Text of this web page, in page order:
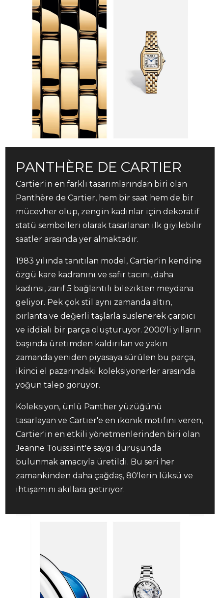
PANTHÈRE DE CARTIER
Cartier'in en farklı tasarımlarından biri olan
Panthère de Cartier, hem bir saat hem de bir
mücevher olup, zengin kadınlar için dekoratif
statü sembolleri olarak tasarlanan ilk giyilebilir
saatler arasında yer almaktadır.
1983 yılında tanıtılan model, Cartier'in kendine
özgü kare kadranını ve safir tacını, daha
kadınsı, zarif 5 bağlantılı bilezikten meydana
geliyor. Pek çok stil aynı zamanda altın,
pırlanta ve değerli taşlarla süslenerek çarpıcı
ve iddialı bir parça oluşturuyor. 2000'li yılların
başında üretimden kaldırılan ve yakın
zamanda yeniden piyasaya sürülen bu parça,
ikinci el pazarındaki koleksiyonerler arasında
yoğun talep görüyor.
Koleksiyon, ünlü Panther yüzüğünü
tasarlayan ve Cartier'e en ikonik motifini veren,
Cartier'in en etkili yönetmenlerinden biri olan
Jeanne Toussaint'e saygı duruşunda
bulunmak amacıyla üretildi. Bu seri her
zamankinden daha çağdaş, 80'lerin lüksü ve
ihtişamını akıllara getiriyor.